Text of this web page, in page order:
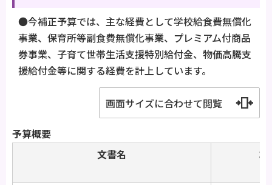
●今補正予算では、主な経費として学校給食費無償化
事業、保育所等副食費無償化事業、プレミアム付商品
券事業、子育て世帯生活支援特別給付金、物価高騰支
援給付金等に関する経費を計上しています。
画面サイズに合わせて閲覧
予算概要
文書名
コ